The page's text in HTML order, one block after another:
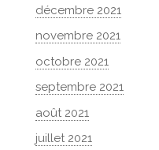
décembre 2021
novembre 2021
octobre 2021
septembre 2021
août 2021
juillet 2021